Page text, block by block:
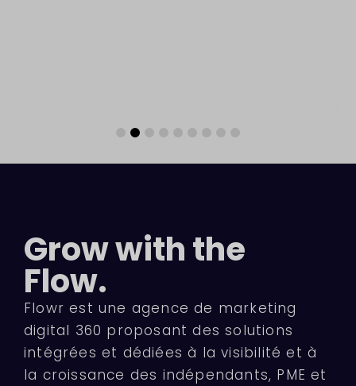
Grow with the
Flow.
Flowr est une agence de marketing
digital 360 proposant des solutions
intégrées et dédiées à la visibilité et à
la croissance des indépendants, PME et